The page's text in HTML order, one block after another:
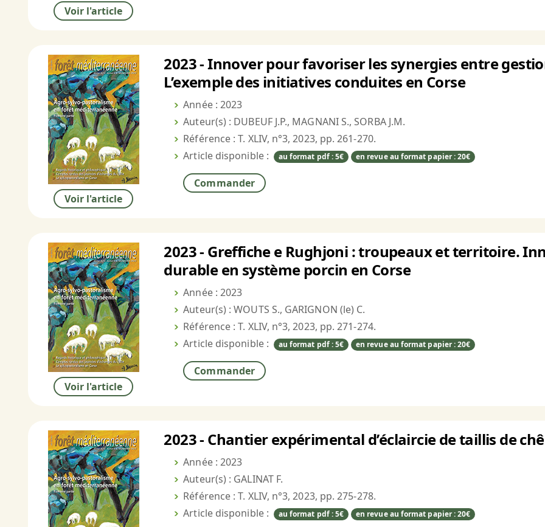
Voir l'article
Voir l'article
2023 - Innover pour favoriser les synergies entre
L’exemple des initiatives conduites en Corse
Année : 2023
Auteur(s) : DUBEUF J.P., MAGNANI S., SORBA J.M.
Référence : T. XLIV, n°3, 2023, pp. 261-270.
Article disponible :
au format pdf : 5€ en revue au format papier : 20€
Commander
Voir l'article
2023 - Greffiche e Rughjoni : troupeaux et territoire.
durable en système porcin en Corse
Année : 2023
Auteur(s) : WOUTS S., GARIGNON (le) C.
Référence : T. XLIV, n°3, 2023, pp. 271-274.
Article disponible :
au format pdf : 5€ en revue au format papier : 20€
Commander
2023 - Chantier expérimental d’éclaircie de taillis de
Année : 2023
Auteur(s) : GALINAT F.
Référence : T. XLIV, n°3, 2023, pp. 275-278.
Article disponible :
au format pdf : 5€ en revue au format papier : 20€